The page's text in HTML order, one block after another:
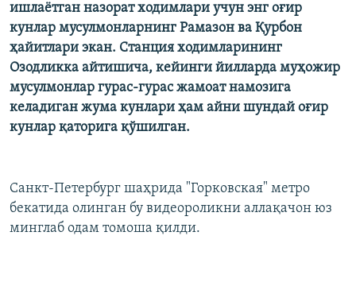
ишлаётган назорат ходимлари учун энг оғир
кунлар мусулмонларнинг Рамазон ва Қурбон
ҳайитлари экан. Станция ходимларининг
Озодликка айтишича, кейинги йилларда муҳожир
мусулмонлар гурас-гурас жамоат намозига
келадиган жума кунлари ҳам айни шундай оғир
кунлар қаторига қўшилган.
Санкт-Петербург шаҳрида "Горковскaя" метро
бекатида олинган бу видеороликни аллақачон юз
минглаб одам томоша қилди.